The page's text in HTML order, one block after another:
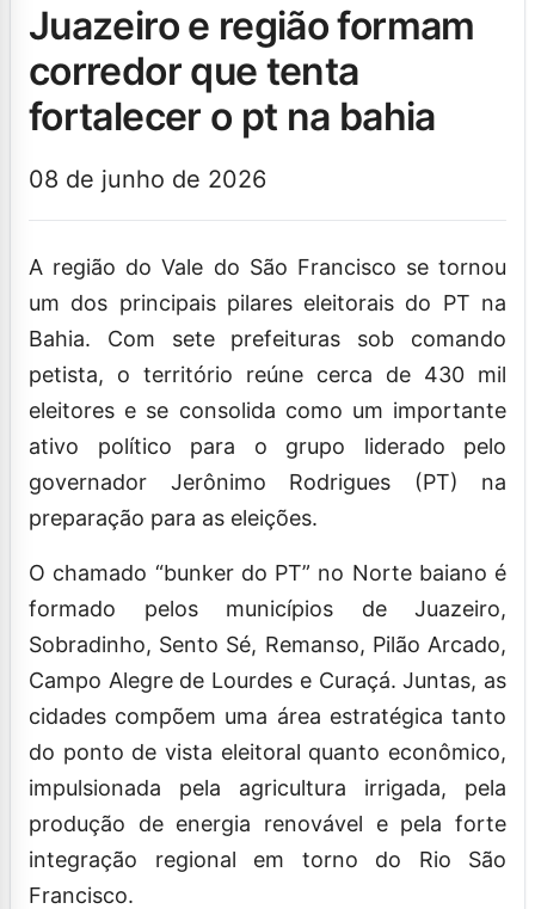
juazeiro e região formam
corredor que tenta
fortalecer o pt na bahia
08 de junho de 2026
A região do Vale do São Francisco se tornou
um dos principais pilares eleitorais do PT na
Bahia. Com sete prefeituras sob comando
petista, o território reúne cerca de 430 mil
eleitores e se consolida como um importante
ativo político para o grupo liderado pelo
governador Jerônimo Rodrigues (PT) na
preparação para as eleições.
O chamado “bunker do PT” no Norte baiano é
formado pelos municípios de Juazeiro,
Sobradinho, Sento Sé, Remanso, Pilão Arcado,
Campo Alegre de Lourdes e Curaçá. Juntas, as
cidades compõem uma área estratégica tanto
do ponto de vista eleitoral quanto econômico,
impulsionada pela agricultura irrigada, pela
produção de energia renovável e pela forte
integração regional em torno do Rio São
Francisco.